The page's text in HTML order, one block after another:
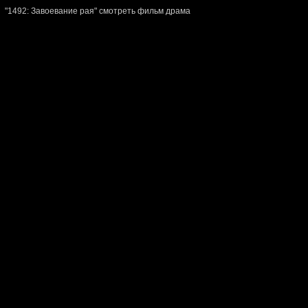
"1492: Завоевание рая" смотреть фильм драма